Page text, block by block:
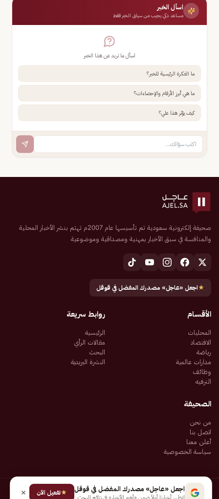
اسأل الخبر
مساعد ذكي يجيب من سياق الخبر فقط
اسأل ما تريد عن هذا الخبر
ما الفكرة الرئيسية للخبر؟
ما هي أبرز الأرقام والإحصاءات؟
كيف يؤثر هذا علي؟
صحيفة إلكترونية سعودية تم تأسيسها عام 2007م تهتم بنشر الأخبار المحلية
والمنافسة في سبق الأخبار بمهنية ومصداقية وموضوعية
★اجعل «عاجل» مصدرك المفضل في قوقل
الأقسام
المحليات
الاقتصاد
رياضة
مدارات عالمية
وظائف
الترفيه
روابط سريعة
الرئيسية
مقالات الرأي
البحث
النشرة البريدية
الصحيفة
من نحن
اتصل بنا
أعلن معنا
سياسة الخصوصية
جميع الحقوق محفوظة لـ شركة إيجاز للنشر الإلكتروني المالكة لصحيفة عاجل
اجعل «عاجل» مصدرك المفضل في قوقل
لتظهر أخبارنا أولاً ضمن «أهم الأخبار» في نتائج البحث
★تفعيل الآن